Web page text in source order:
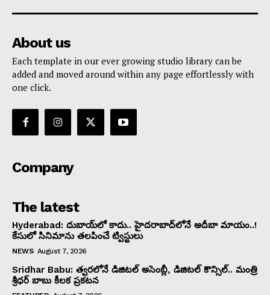
About us
Each template in our ever growing studio library can be
added and moved around within any page effortlessly with
one click.
Company
The latest
Hyderabad: దుబాయ్‌లో కాదు.. హైదరాబాద్‌లోనే అదీబా మాయం..!
కేసులో సినిమాను తలపించే ట్విస్టులు
NEWS August 7, 2026
Sridhar Babu: త్వరలోనే డిజిటల్ అసెంబ్లీ, డిజిటల్ కౌన్సిల్.. మంత్రి
శ్రీధర్ బాబు కీలక ప్రకటన